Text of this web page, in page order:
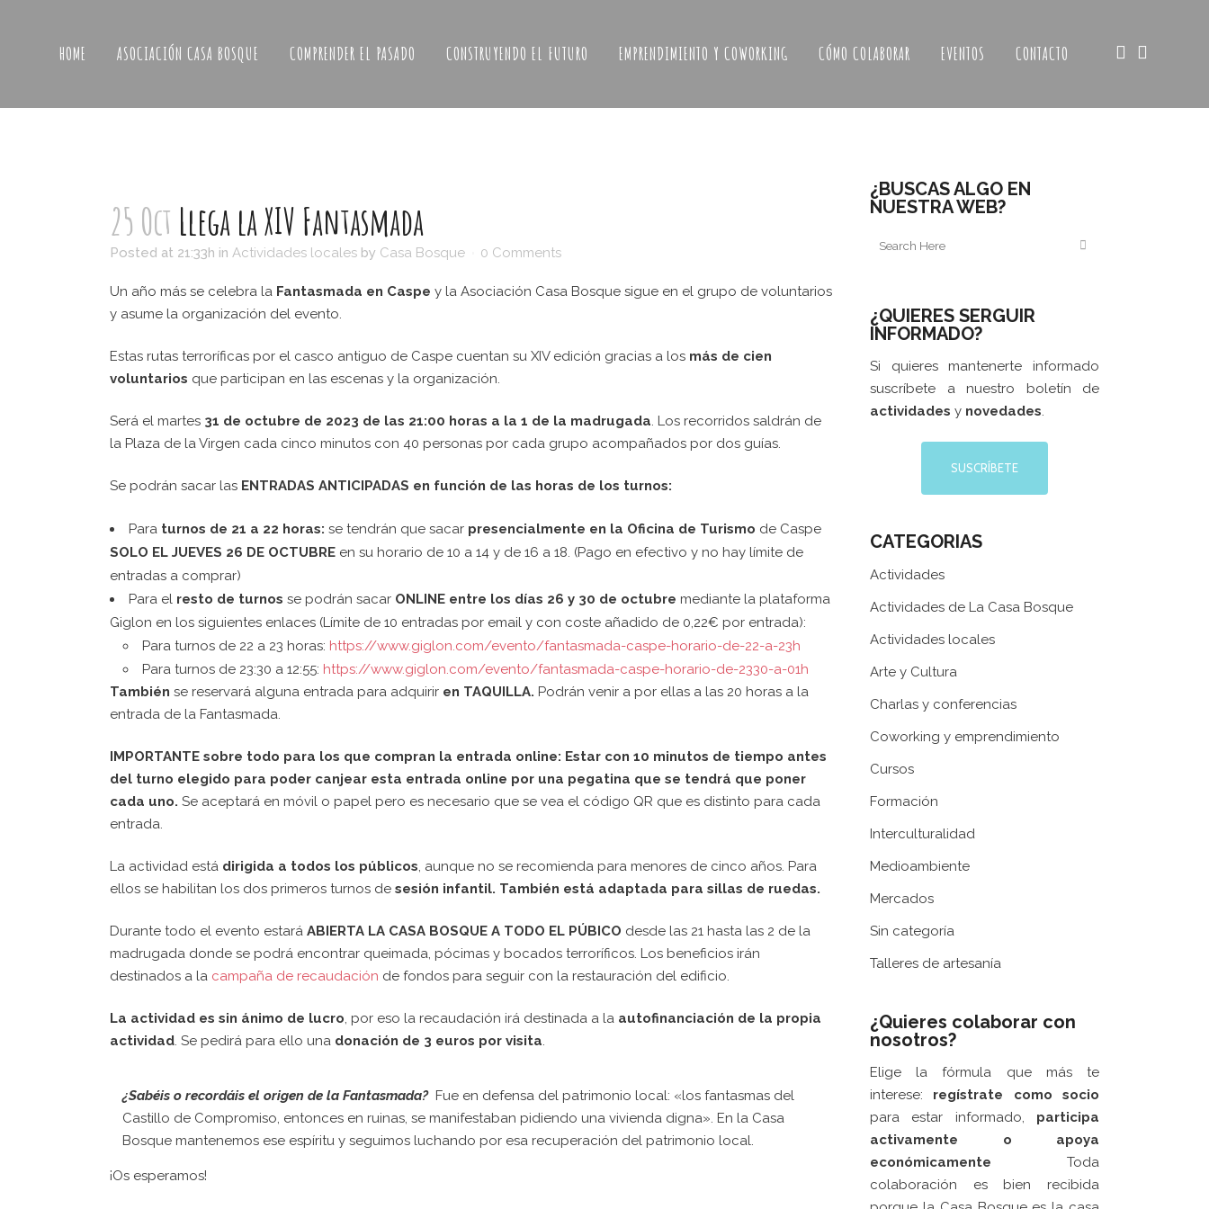
HOME ASOCIACIÓN CASA BOSQUE COMPRENDER EL PASADO CONSTRUYENDO EL FUTURO EMPRENDIMIENTO Y COWORKING CÓMO COLABORAR EVENTOS CONTACTO
25 Oct Llega la XIV Fantasmada
Posted at 21:33h in Actividades locales by Casa Bosque 0 Comments
Un año más se celebra la Fantasmada en Caspe y la Asociación Casa Bosque sigue en el grupo de voluntarios
y asume la organización del evento.
Estas rutas terroríficas por el casco antiguo de Caspe cuentan su XIV edición gracias a los más de cien
voluntarios que participan en las escenas y la organización.
Será el martes 31 de octubre de 2023 de las 21:00 horas a la 1 de la madrugada. Los recorridos saldrán de
la Plaza de la Virgen cada cinco minutos con 40 personas por cada grupo acompañados por dos guías.
Se podrán sacar las ENTRADAS ANTICIPADAS en función de las horas de los turnos:
Para turnos de 21 a 22 horas: se tendrán que sacar presencialmente en la Oficina de Turismo de Caspe
SOLO EL JUEVES 26 DE OCTUBRE en su horario de 10 a 14 y de 16 a 18. (Pago en efectivo y no hay límite de
entradas a comprar)
Para el resto de turnos se podrán sacar ONLINE entre los días 26 y 30 de octubre mediante la plataforma
Giglon en los siguientes enlaces (Límite de 10 entradas por email y con coste añadido de 0,22€ por entrada):
Para turnos de 22 a 23 horas: https://www.giglon.com/evento/fantasmada-caspe-horario-de-22-a-23h
Para turnos de 23:30 a 12:55: https://www.giglon.com/evento/fantasmada-caspe-horario-de-2330-a-01h
También se reservará alguna entrada para adquirir en TAQUILLA. Podrán venir a por ellas a las 20 horas a la
entrada de la Fantasmada.
IMPORTANTE sobre todo para los que compran la entrada online: Estar con 10 minutos de tiempo antes
del turno elegido para poder canjear esta entrada online por una pegatina que se tendrá que poner
cada uno. Se aceptará en móvil o papel pero es necesario que se vea el código QR que es distinto para cada
entrada.
La actividad está dirigida a todos los públicos, aunque no se recomienda para menores de cinco años. Para
ellos se habilitan los dos primeros turnos de sesión infantil. También está adaptada para sillas de ruedas.
Durante todo el evento estará ABIERTA LA CASA BOSQUE A TODO EL PÚBICO desde las 21 hasta las 2 de la
madrugada donde se podrá encontrar queimada, pócimas y bocados terroríficos. Los beneficios irán
destinados a la campaña de recaudación de fondos para seguir con la restauración del edificio.
La actividad es sin ánimo de lucro, por eso la recaudación irá destinada a la autofinanciación de la propia
actividad. Se pedirá para ello una donación de 3 euros por visita.
¿Sabéis o recordáis el origen de la Fantasmada? Fue en defensa del patrimonio local: «los fantasmas del
Castillo de Compromiso, entonces en ruinas, se manifestaban pidiendo una vivienda digna». En la Casa
Bosque mantenemos ese espíritu y seguimos luchando por esa recuperación del patrimonio local.
¡Os esperamos!
¿BUSCAS ALGO EN
NUESTRA WEB?
¿QUIERES SERGUIR
INFORMADO?
Si quieres mantenerte informado
suscríbete a nuestro boletín de
actividades y novedades.
SUSCRÍBETE
CATEGORIAS
Actividades
Actividades de La Casa Bosque
Actividades locales
Arte y Cultura
Charlas y conferencias
Coworking y emprendimiento
Cursos
Formación
Interculturalidad
Medioambiente
Mercados
Sin categoría
Talleres de artesanía
¿Quieres colaborar con
nosotros?
Elige la fórmula que más te
interese: regístrate como socio
para estar informado, participa
activamente o apoya
económicamente Toda
colaboración es bien recibida